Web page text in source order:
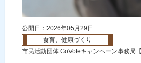
公開日：2026年05月29日
食育、健康づくり
市民活動団体 GoVoteキャンペーン事務局